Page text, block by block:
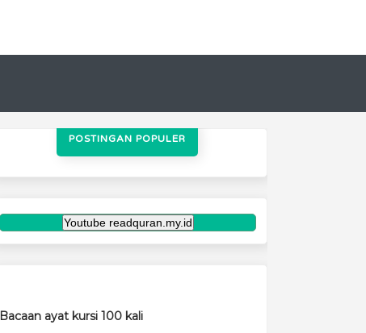
POSTINGAN POPULER
Bacaan ayat kursi 100 kali